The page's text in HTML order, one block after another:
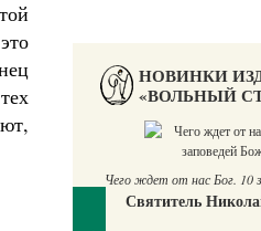
НОВИНКИ
«ВОЛЬНЫЙ
Чего ждет от нас Бог. 10
Святитель